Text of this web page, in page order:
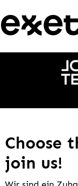
Choose
join us!